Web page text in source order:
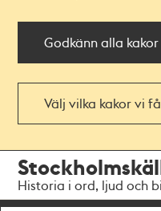
Godkänn alla kakor
Välj vilka kakor vi
navigationen
huvudinnehållet
Historia i ord, ljud och